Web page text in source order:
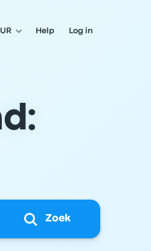
Help Log in
Zoek